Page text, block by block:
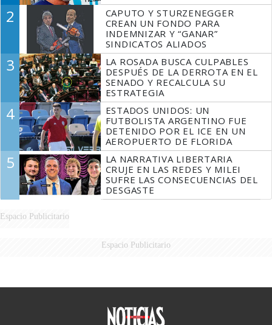
2
CAPUTO Y STURZENEGGER
CREAN UN FONDO PARA
INDEMNIZAR Y “GANAR”
SINDICATOS ALIADOS
3
LA ROSADA BUSCA CULPABLES
DESPUÉS DE LA DERROTA EN EL
SENADO Y RECALCULA SU
ESTRATEGIA
4
ESTADOS UNIDOS: UN
FUTBOLISTA ARGENTINO FUE
DETENIDO POR EL ICE EN UN
AEROPUERTO DE FLORIDA
5
LA NARRATIVA LIBERTARIA
CRUJE EN LAS REDES Y MILEI
SUFRE LAS CONSECUENCIAS DEL
DESGASTE
Espacio Publicitario
Espacio Publicitario